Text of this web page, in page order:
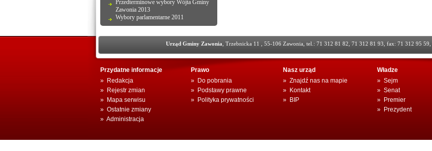
Przedterminowe wybory Wójta Gminy
Zawonia 2013
Wybory parlamentarne 2011
Urząd Gminy Zawonia , Trzebnicka 11 , 55-106 Zawonia, tel.: 71 312 81 82, 71 312 81 93, fax: 71 312 95 59,
Przydatne informacje
» Redakcja
» Rejestr zmian
» Mapa serwisu
» Ostatnie zmiany
» Administracja
Prawo
» Do pobrania
» Podstawy prawne
» Polityka prywatności
Nasz urząd
» Znajdź nas na mapie
» Kontakt
» BIP
Władze
» Sejm
» Senat
» Premier
» Prezydent